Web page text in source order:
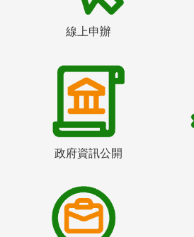
線上申辦
政府資訊公開